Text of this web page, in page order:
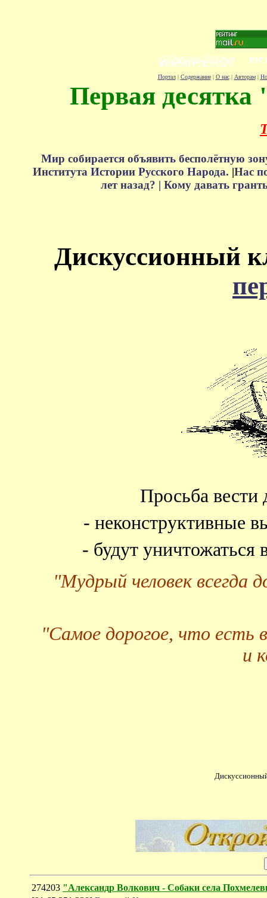
Портал| Содержание| О нас| Авторам|
Первая десятка
Мир собирается объявить бесполётную
Института Истории Русского Народа. |Нас
лет назад? | Кому давать
Дискуссионный
Просьба вести
- неконструктивные
- будут
"Мудрый человек всегда
"Самое дорогое, что есть
и
274203 "Александр Волкович - Собаки села